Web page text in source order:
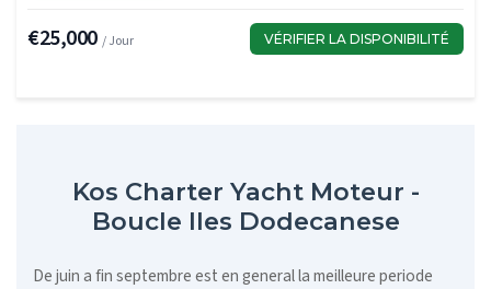
€25,000 / Jour VÉRIFIER LA DISPONIBILITÉ
Kos Charter Yacht Moteur -
Boucle Iles Dodecanese
De juin a fin septembre est en general la meilleure periode